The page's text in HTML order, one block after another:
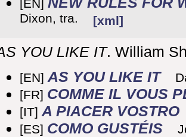
[EN]
Dixon, tra.
[xml]
YOU LIKE IT. William
[EN] AS YOU LIKE IT
[FR] COMME IL VOUS
[IT] A PIACER VOSTRO
[ES] COMO GUSTÉIS